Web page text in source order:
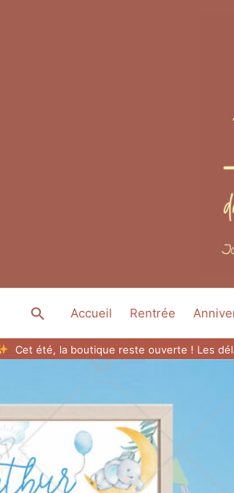
Rechercher
Accueil Rentrée
Cet été, la boutique reste ouverte ! Les